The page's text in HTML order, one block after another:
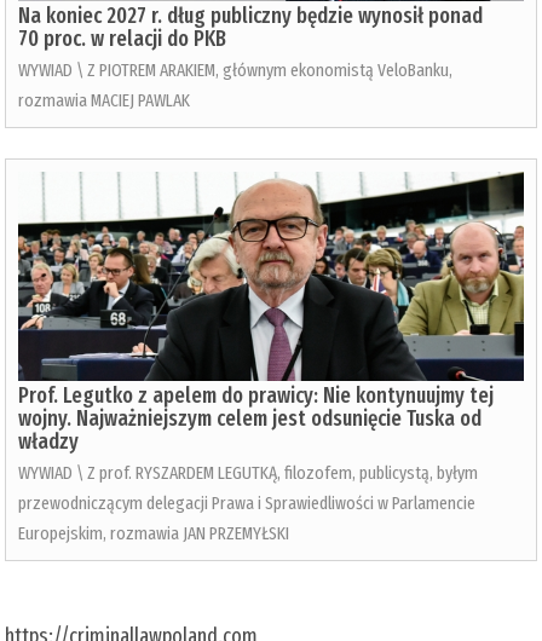
Na koniec 2027 r. dług publiczny będzie wynosił ponad
70 proc. w relacji do PKB
WYWIAD \ Z PIOTREM ARAKIEM, głównym ekonomistą VeloBanku,
rozmawia MACIEJ PAWLAK
Prof. Legutko z apelem do prawicy: Nie kontynuujmy tej
wojny. Najważniejszym celem jest odsunięcie Tuska od
władzy
WYWIAD \ Z prof. RYSZARDEM LEGUTKĄ, filozofem, publicystą, byłym
przewodniczącym delegacji Prawa i Sprawiedliwości w Parlamencie
Europejskim, rozmawia JAN PRZEMYŁSKI